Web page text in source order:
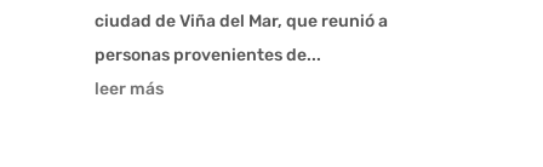
ciudad de Viña del Mar, que reunió a
personas provenientes de...
leer más